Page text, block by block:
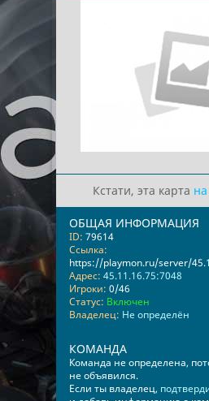
Кстати, эта карта
ОБЩАЯ ИНФОРМАЦИЯ
ID: 79614
Ссылка:
https://playmon.ru/server/
Адрес: 45.11.16.75:7048
Игроки: 0/46
Статус: Включен
Владелец: Не определён
КОМАНДА
Команда не определена,
не объявился.
Если ты владелец,